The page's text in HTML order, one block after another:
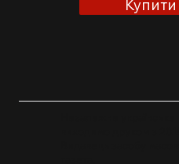
ДУМКИ ПРОКупити